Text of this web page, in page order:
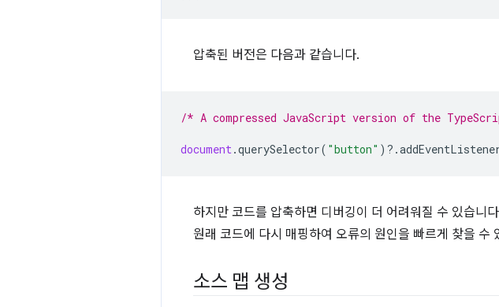
압축된 버전은 다음과 같습니다.
/* A compressed JavaScript version of the
document.querySelector( "button" ) ? .
하지만 코드를 압축하면 디버깅이 더 어려워질 수 있습니
원래 코드에 다시 매핑하여 오류의 원인을 빠르게 찾을 수
소스 맵 생성